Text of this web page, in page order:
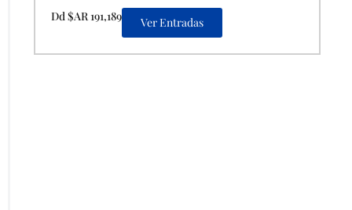
Dd $AR 191,189
Ver Entradas